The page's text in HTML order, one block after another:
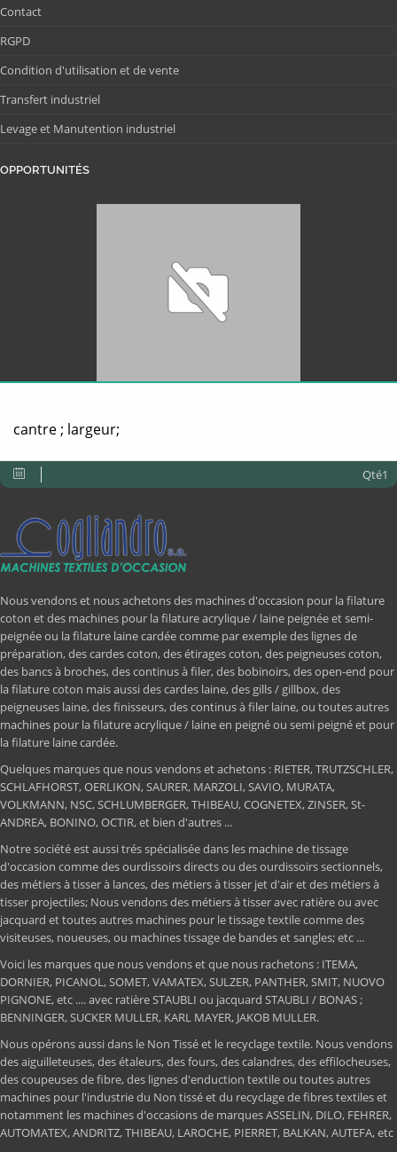
Contact
RGPD
Condition d'utilisation et de vente
Transfert industriel
Levage et Manutention industriel
OPPORTUNITÉS
cantre ; largeur;
Qté1
Nous vendons et nous achetons des machines d'occasion pour la filature
coton et des machines pour la filature acrylique / laine peignée et semi-
peignée ou la filature laine cardée comme par exemple des lignes de
préparation, des cardes coton, des étirages coton, des peigneuses coton,
des bancs à broches, des continus à filer, des bobinoirs, des open-end pour
la filature coton mais aussi des cardes laine, des gills / gillbox, des
peigneuses laine, des finisseurs, des continus à filer laine, ou toutes autres
machines pour la filature acrylique / laine en peigné ou semi peigné et pour
la filature laine cardée.
Quelques marques que nous vendons et achetons : RIETER, TRUTZSCHLER,
SCHLAFHORST, OERLIKON, SAURER, MARZOLI, SAVIO, MURATA,
VOLKMANN, NSC, SCHLUMBERGER, THIBEAU, COGNETEX, ZINSER, St-
ANDREA, BONINO, OCTIR, et bien d'autres ...
Notre société est aussi trés spécialisée dans les machine de tissage
d'occasion comme des ourdissoirs directs ou des ourdissoirs sectionnels,
des métiers à tisser à lances, des métiers à tisser jet d'air et des métiers à
tisser projectiles; Nous vendons des métiers à tisser avec ratière ou avec
jacquard et toutes autres machines pour le tissage textile comme des
visiteuses, noueuses, ou machines tissage de bandes et sangles; etc ...
Voici les marques que nous vendons et que nous rachetons : ITEMA,
DORNIER, PICANOL, SOMET, VAMATEX, SULZER, PANTHER, SMIT, NUOVO
PIGNONE, etc .... avec ratière STAUBLI ou jacquard STAUBLI / BONAS ;
BENNINGER, SUCKER MULLER, KARL MAYER, JAKOB MULLER.
Nous opérons aussi dans le Non Tissé et le recyclage textile. Nous vendons
des aiguilleteuses, des étaleurs, des fours, des calandres, des effilocheuses,
des coupeuses de fibre, des lignes d'enduction textile ou toutes autres
machines pour l'industrie du Non tissé et du recyclage de fibres textiles et
notamment les machines d'occasions de marques ASSELIN, DILO, FEHRER,
AUTOMATEX, ANDRITZ, THIBEAU, LAROCHE, PIERRET, BALKAN, AUTEFA, etc